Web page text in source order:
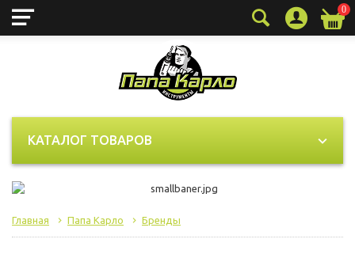
0
КАТАЛОГ ТОВАРОВ
Главная Папа Карло Бренды